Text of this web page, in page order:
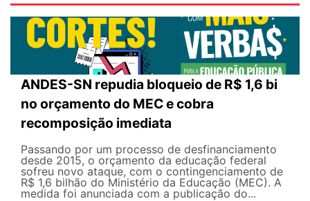
ANDES-SN repudia bloqueio de R$ 1,6 bi
no orçamento do MEC e cobra
recomposição imediata
Passando por um processo de desfinanciamento
desde 2015, o orçamento da educação federal
sofreu novo ataque, com o contingenciamento de
R$ 1,6 bilhão do Ministério da Educação (MEC). A
medida foi anunciada com a publicação do...